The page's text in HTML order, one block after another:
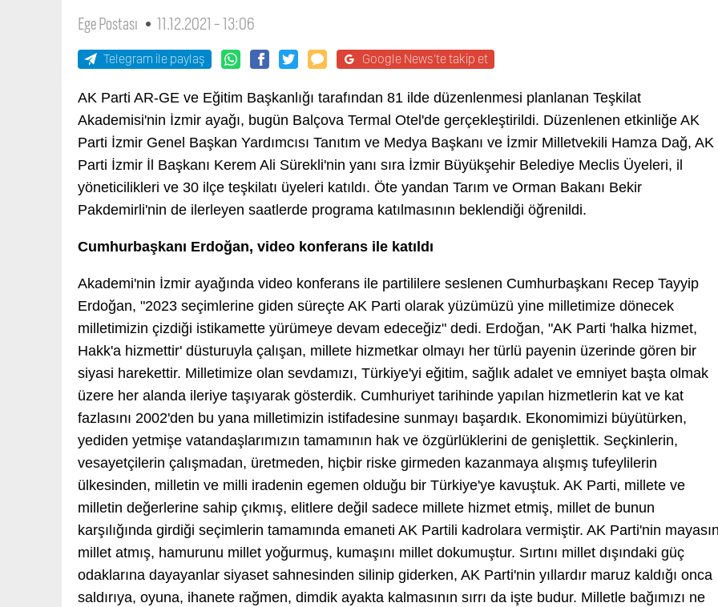
Ege Postası 11.12.2021 - 13:06
Telegram ile paylaş Google News'te takip et
AK Parti AR-GE ve Eğitim Başkanlığı tarafından 81 ilde düzenlenmesi planlanan Teşkilat
Akademisi'nin İzmir ayağı, bugün Balçova Termal Otel'de gerçekleştirildi. Düzenlenen etkinliğe AK
Parti İzmir Genel Başkan Yardımcısı Tanıtım ve Medya Başkanı ve İzmir Milletvekili Hamza Dağ, AK
Parti İzmir İl Başkanı Kerem Ali Sürekli'nin yanı sıra İzmir Büyükşehir Belediye Meclis Üyeleri, il
yöneticilikleri ve 30 ilçe teşkilatı üyeleri katıldı. Öte yandan Tarım ve Orman Bakanı Bekir
Pakdemirli'nin de ilerleyen saatlerde programa katılmasının beklendiği öğrenildi.
Cumhurbaşkanı Erdoğan, video konferans ile katıldı
Akademi'nin İzmir ayağında video konferans ile partililere seslenen Cumhurbaşkanı Recep Tayyip
Erdoğan, "2023 seçimlerine giden süreçte AK Parti olarak yüzümüzü yine milletimize dönecek
milletimizin çizdiği istikamette yürümeye devam edeceğiz" dedi. Erdoğan, "AK Parti 'halka hizmet,
Hakk'a hizmettir' düsturuyla çalışan, millete hizmetkar olmayı her türlü payenin üzerinde gören bir
siyasi harekettir. Milletimize olan sevdamızı, Türkiye'yi eğitim, sağlık adalet ve emniyet başta olmak
üzere her alanda ileriye taşıyarak gösterdik. Cumhuriyet tarihinde yapılan hizmetlerin kat ve kat
fazlasını 2002'den bu yana milletimizin istifadesine sunmayı başardık. Ekonomimizi büyütürken,
yediden yetmişe vatandaşlarımızın tamamının hak ve özgürlüklerini de genişlettik. Seçkinlerin,
vesayetçilerin çalışmadan, üretmeden, hiçbir riske girmeden kazanmaya alışmış tufeylilerin
ülkesinden, milletin ve milli iradenin egemen olduğu bir Türkiye'ye kavuştuk. AK Parti, millete ve
milletin değerlerine sahip çıkmış, elitlere değil sadece millete hizmet etmiş, millet de bunun
karşılığında girdiği seçimlerin tamamında emaneti AK Partili kadrolara vermiştir. AK Parti'nin
millet atmış, hamurunu millet yoğurmuş, kumaşını millet dokumuştur. Sırtını millet dışındaki güç
odaklarına dayayanlar siyaset sahnesinden silinip giderken, AK Parti'nin yıllardır maruz kaldığı onca
saldırıya, oyuna, ihanete rağmen, dimdik ayakta kalmasının sırrı da işte budur. Milletle bağımızı ne